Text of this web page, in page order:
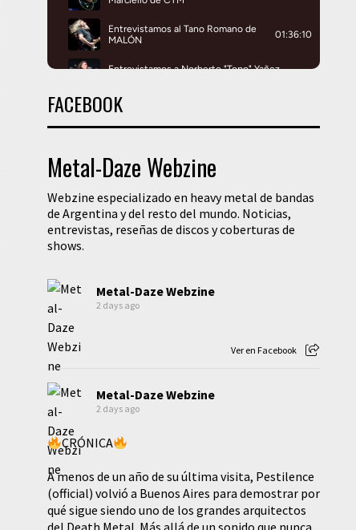
FACEBOOK
Metal-Daze Webzine
Webzine especializado en heavy metal de bandas
de Argentina y del resto del mundo. Noticias,
entrevistas, reseñas de discos y coberturas de
shows.
Metal-Daze Webzine
2 days ago
Ver en Facebook
Metal-Daze Webzine
2 days ago
CRÓNICA
A menos de un año de su última visita, Pestilence
(official) volvió a Buenos Aires para demostrar por
qué sigue siendo uno de los grandes arquitectos
del Death Metal. Más allá de un sonido que nunca